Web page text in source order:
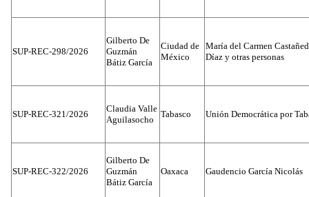
SUP-REC-298/2026
Gilberto De
Guzmán
Bátiz García
Ciudad de
México
María del Carmen
Díaz y otras personas
SUP-REC-321/2026
Claudia Valle
Aguilasocho
Tabasco Unión Democrática por
SUP-REC-322/2026
Gilberto De
Guzmán
Bátiz García
Oaxaca Gaudencio García Nicolás